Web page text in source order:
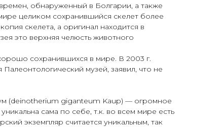
обнаруженный в Болгарии, а также
целиком сохранившийся скелет более
скелета, а оригинал находится в
это верхняя челюсть животного
сохранившихся в мире. В 2003 г.
музей, заявил, что не
(deinotherium giganteum Kaup) — огромное
сама по себе, т.к. во всем мире есть
экземпляр считается уникальным, так